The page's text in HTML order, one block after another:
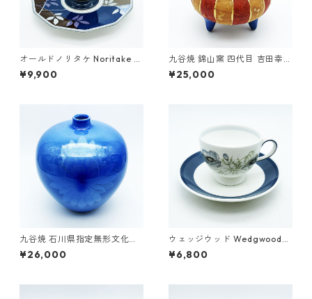
オールドノリタケ Noritake カ
ップ＆ソーサー 最高級シリー
ズ 花鳥模様 ヴィンテージ
¥9,900
九谷焼 錦山窯 四代目 吉田幸央
(父：人間国宝 吉田美統) 彩色
金彩 縞文 香炉 芸術品 作家物
¥25,000
九谷焼 石川県指定無形文化財
中田一於 淡青釉裏銀彩 花文 壷
花瓶 作家 17.5cm
¥26,000
ウェッジウッド Wedgwood
イギリス グレンミスト GLEN
MIST カップ＆ソーサー
¥6,800